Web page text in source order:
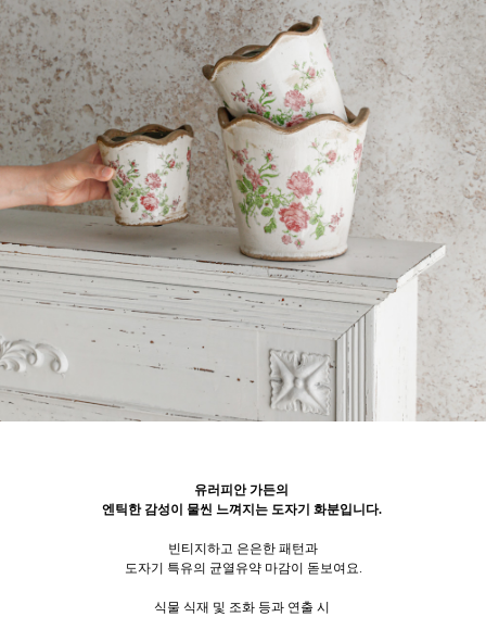
유러피안 가든의
엔틱한 감성이 물씬 느껴지는 도자기 화분입니다.
빈티지하고 은은한 패턴과
도자기 특유의 균열유약 마감이 돋보여요.
식물 식재 및 조화 등과 연출 시